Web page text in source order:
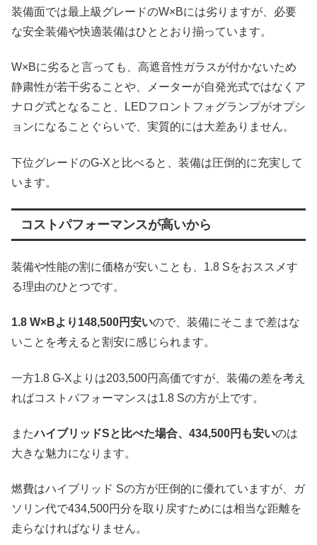
装備面では最上級グレードのW×Bには劣りますが、必要
な安全装備や快適装備はひととおり揃っています。
W×Bに劣ると言っても、高遮音性ガラスが付かないため
静粛性が若干劣ることや、メーターが自発光式ではなくア
ナログ式となること、LEDフロントフォグランプがオプシ
ョンになることぐらいで、実質的には大差ありません。
下位グレードのG-Xと比べると、装備は圧倒的に充実して
います。
コストパフォーマンスが高いから
装備や性能の割に価格が安いことも、1.8 Sをおススメす
る理由のひとつです。
1.8 W×Bより148,500円安いので、装備にそこまで差はな
いことを考えると割安に感じられます。
一方1.8 G-Xよりは203,500円高価ですが、装備の差を考え
ればコストパフォーマンスは1.8 Sの方が上です。
またハイブリッドSと比べた場合、434,500円も安いのは
大きな魅力になります。
燃費はハイブリッド Sの方が圧倒的に優れていますが、ガ
ソリン代で434,500円分を取り戻すためには相当な距離を
走らなければなりません。